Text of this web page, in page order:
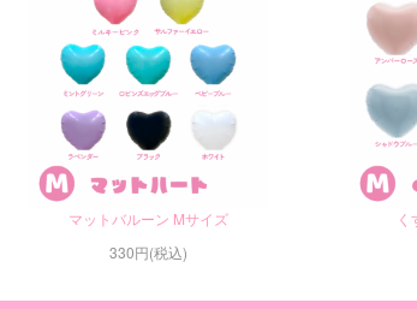
マットバルーン Mサイズ
330円(税込)